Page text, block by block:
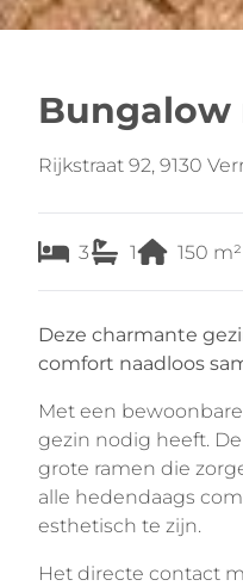
Rijkstraat 92, 9130
3 1 150 m²
Deze charmante
comfort naadloos
Met een
gezin nodig heeft.
grote ramen die
alle hedendaags
esthetisch te zijn.
Het directe contact